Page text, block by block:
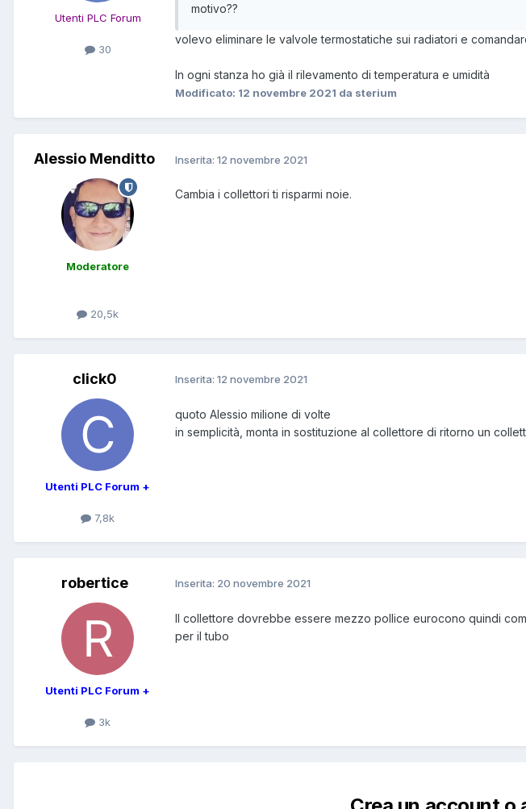
Utenti PLC Forum
30
motivo??
volevo eliminare le valvole termostatiche sui radiatori e
In ogni stanza ho già il rilevamento di temperatura e umidità
Modificato: 12 novembre 2021 da sterium
Alessio Menditto
Moderatore
20,5k
Inserita: 12 novembre 2021
Cambia i collettori ti risparmi noie.
click0
Utenti PLC Forum +
7,8k
Inserita: 12 novembre 2021
quoto Alessio milione di volte
in semplicità, monta in sostituzione al collettore di ritorno un
robertice
Utenti PLC Forum +
3k
Inserita: 20 novembre 2021
Il collettore dovrebbe essere mezzo pollice eurocono quindi
per il tubo